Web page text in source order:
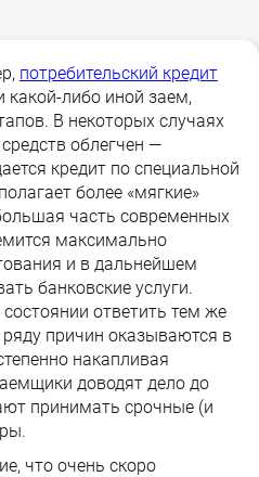
потребительский кредит
какой-либо иной заем,
В некоторых случаях
облегчен —
кредит по специальной
более «мягкие»
часть современных
максимально
и в дальнейшем
банковские услуги.
ответить тем же
причин оказываются в
накапливая
доводят дело до
принимать срочные (и
что очень скоро